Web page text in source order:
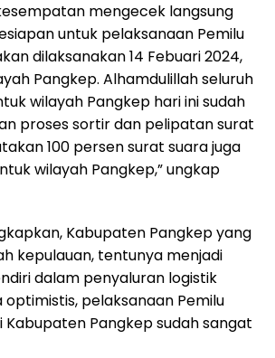
mengecek langsung
untuk pelaksanaan Pemilu
dilaksanakan 14 Febuari 2024,
Pangkep. Alhamdulillah seluruh
wilayah Pangkep hari ini sudah
proses sortir dan pelipatan surat
100 persen surat suara juga
wilayah Pangkep,” ungkap
Kabupaten Pangkep yang
kepulauan, tentunya menjadi
dalam penyaluran logistik
optimistis, pelaksanaan Pemilu
Kabupaten Pangkep sudah sangat